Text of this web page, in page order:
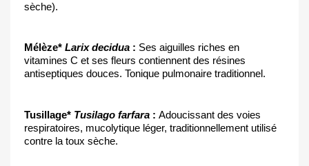
sèche).
Mélèze* Larix decidua : Ses aiguilles riches en
vitamines C et ses fleurs contiennent des résines
antiseptiques douces. Tonique pulmonaire traditionnel.
Tusillage* Tusilago farfara : Adoucissant des voies
respiratoires, mucolytique léger, traditionnellement utilisé
contre la toux sèche.